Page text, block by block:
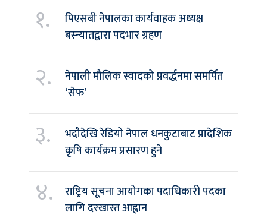
१.
पिएसबी नेपालका कार्यवाहक अध्यक्ष
बस्न्यातद्वारा पदभार ग्रहण
२.
नेपाली मौलिक स्वादको प्रवर्द्धनमा समर्पित
‘सेफ’
३.
भदौदेखि रेडियो नेपाल धनकुटाबाट प्रादेशिक
कृषि कार्यक्रम प्रसारण हुने
४.
राष्ट्रिय सूचना आयोगका पदाधिकारी पदका
लागि दरखास्त आह्वान